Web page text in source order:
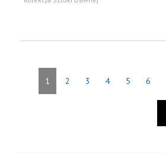
1 2 3 4 5 6